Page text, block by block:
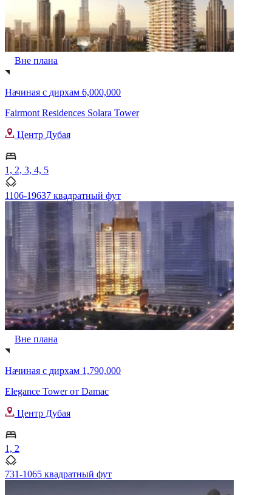
Вне плана
Начиная с дирхам 6,000,000
Fairmont Residences Solara Tower
Центр Дубая
1, 2, 3, 4, 5
1106-19637 квадратный фут
Вне плана
Начиная с дирхам 1,790,000
Elegance Tower от Damac
Центр Дубая
1, 2
731-1065 квадратный фут